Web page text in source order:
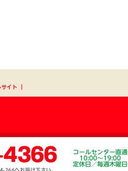
イト
266へお掛け下さい。
コールセンター直通
10:00～19:00
定休日／毎週木曜日